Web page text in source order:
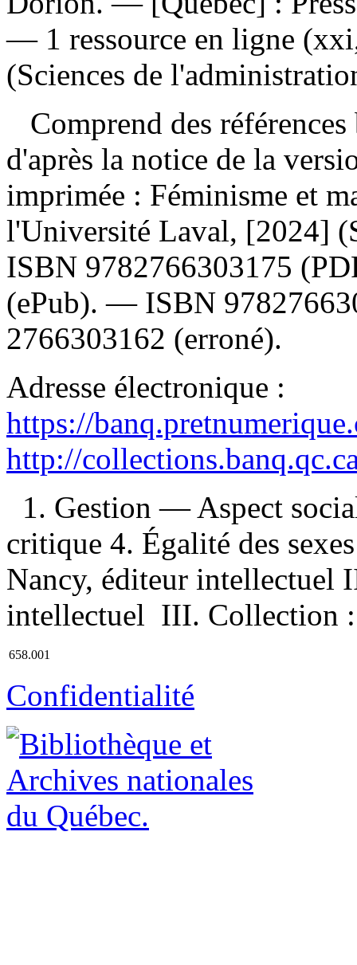
— 1 ressource en ligne
(Sciences de
Comprend des
d'après la notice de la
imprimée : Féminisme et
l'Université Laval, [2024]
ISBN 9782766303175
(ePub). — ISBN
2766303162 (erroné).
Adresse électronique :
https://
http://
1. Gestion — Aspect
critique 4. Égalité des
Nancy, éditeur intellectuel
intellectuel III. Collection :
658.001
Confidentialité